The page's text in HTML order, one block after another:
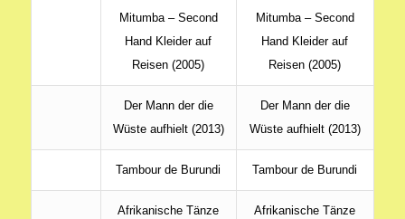
Mitumba – Second
Hand Kleider auf
Reisen (2005)
Mitumba – Second
Hand Kleider auf
Reisen (2005)
Der Mann der die
Wüste aufhielt (2013)
Der Mann der die
Wüste aufhielt (2013)
Tambour de Burundi Tambour de Burundi
Afrikanische Tänze Afrikanische Tänze